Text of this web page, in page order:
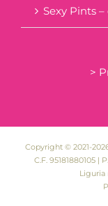
Sexy Pints
>
Copyright © 2021-
C.F. 95181880105 |
Liguria